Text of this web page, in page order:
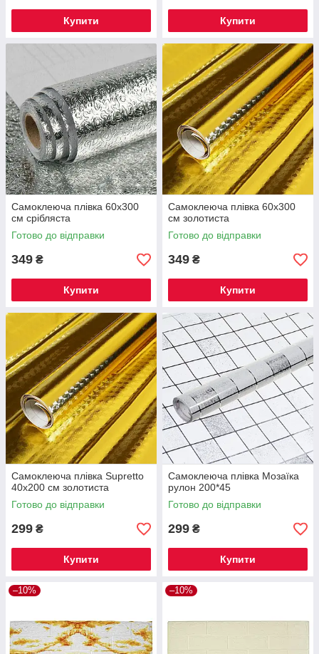
Купити Купити
Самоклеюча плівка 60x300
см срібляста
Готово до відправки
349 ₴
Купити
Самоклеюча плівка 60x300
см золотиста
Готово до відправки
349 ₴
Купити
Самоклеюча плівка Supretto
40x200 см золотиста
Готово до відправки
299 ₴
Купити
Самоклеюча плівка Мозаїка
рулон 200*45
Готово до відправки
299 ₴
Купити
–10% –10%